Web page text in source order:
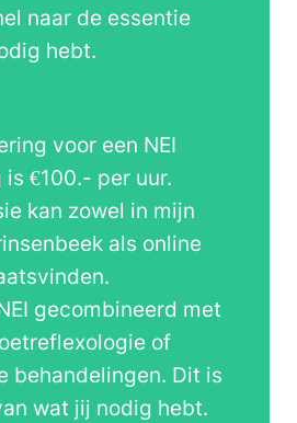
naar de essentie
hebt.
voor een NEI
€100.- per uur.
kan zowel in mijn
als online
gecombineerd met
of
behandelingen. Dit is
wat jij nodig hebt.